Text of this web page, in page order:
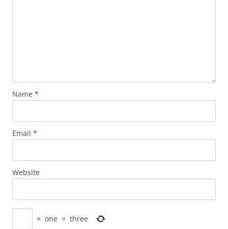
Name *
Email *
Website
× one = three